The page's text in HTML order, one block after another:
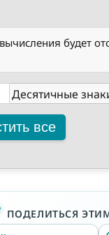
будет
Десятичные
все
ПОДЕЛИТЬСЯ